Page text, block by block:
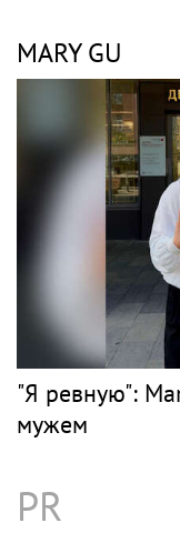
MARY GU
"Я ревную":
мужем
PR